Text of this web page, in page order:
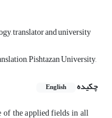
translator and university
Pishtazan University,
چکیده
English
the applied fields in all